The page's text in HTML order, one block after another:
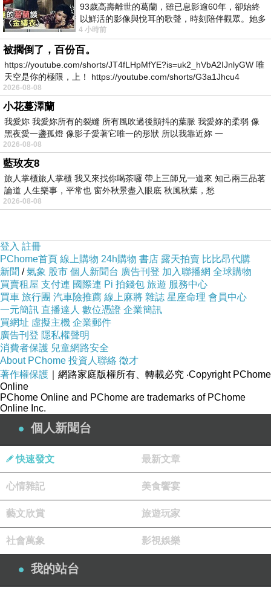
93歲高壽離世的葛蘭，雖已息影逾60年，卻始終
以鮮活的影像與悅耳的歌聲，時刻陪伴觀眾。她多
才多藝、陽光開朗的形象，不僅保留在電影
4 小時前
被擱倒了，百份百。
https://youtube.com/shorts/JT4fLHpMfYE?is=uk2_hVbA2IJnlyGW 唯
天空是你的極限，上！ https://youtube.com/shorts/G3a1Jhcu4
2026-08-08
小花蔓澤蘭
我愛妳 我愛妳所有的裂縫 所有風吹過後顫抖的葉脈 我愛妳的柔弱 像
黑夜愛一盞孤燈 像影子愛著它唯一的形狀 所以我靠近妳 一
2026-08-08
藍玫友8
旅人掌櫃旅人掌櫃 我又來找你喝茶囉 帶上三師兄一道來 知己兩三品茗
論道 人生樂事，平常也 窗外秋景盡入眼底 秋風秋葉，愁
2026-08-08
登入 註冊
PChome首頁 線上購物 24h購物 書店 露天拍賣 比比昂代購
新聞 /氣象 股市 個人新聞台 廣告刊登 加入聯播網 全球購物
買賣租屋 支付連 國際連 Pi 拍錢包 旅遊 服務中心
買車 旅行團 汽車險推薦 線上麻將 雜誌 星座命理 會員中心
一元簡訊 直播達人 數位憑證 企業簡訊
買網址 虛擬主機 企業郵件
廣告刊登 隱私權聲明
消費者保護 兒童網路安全
About PChome 投資人聯絡 徵才
著作權保護 ｜網路家庭版權所有、轉載必究 ‧Copyright PChome
Online
PChome Online and PChome are trademarks of PChome
Online Inc.
個人新聞台
快速發文 最新文章
心情雜記 美食饗宴
藝文欣賞 旅遊玩家
社會萬象 影視娛樂
我的站台